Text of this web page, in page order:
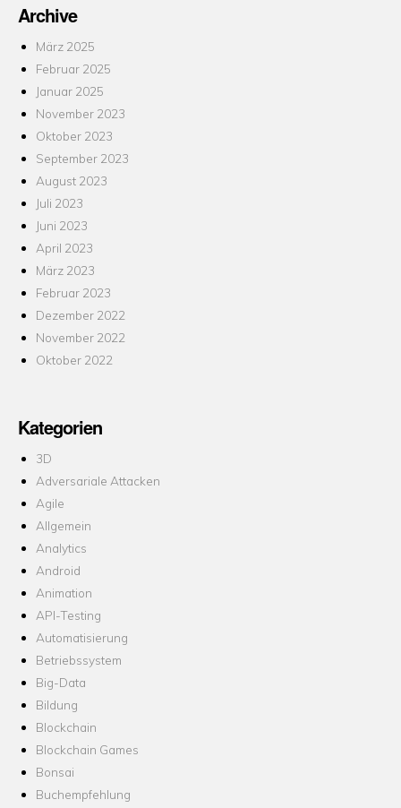
Archive
März 2025
Februar 2025
Januar 2025
November 2023
Oktober 2023
September 2023
August 2023
Juli 2023
Juni 2023
April 2023
März 2023
Februar 2023
Dezember 2022
November 2022
Oktober 2022
Kategorien
3D
Adversariale Attacken
Agile
Allgemein
Analytics
Android
Animation
API-Testing
Automatisierung
Betriebssystem
Big-Data
Bildung
Blockchain
Blockchain Games
Bonsai
Buchempfehlung